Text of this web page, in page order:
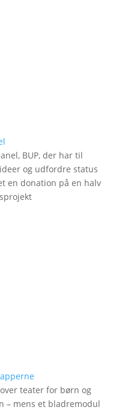
BUP, der har til
og udfordre status
en donation på en halv
teater for børn og
– mens et bladremodul